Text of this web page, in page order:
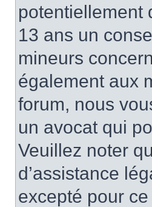
potentiellement
13 ans un
mineurs
également aux
forum, nous
un avocat qui
Veuillez noter
d’assistance
excepté pour